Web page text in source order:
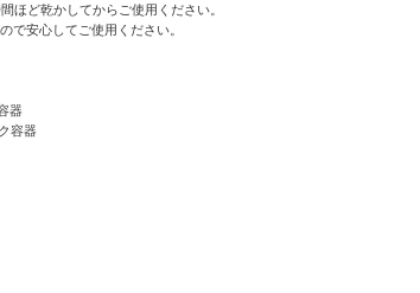
ほど乾かしてからご使用ください。
で安心してご使用ください。
器
容器